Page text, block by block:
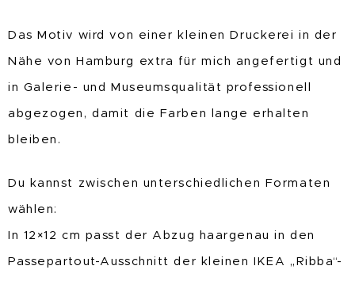
Das Motiv wird von einer kleinen Druckerei in der
Nähe von Hamburg extra für mich angefertigt und
in Galerie- und Museumsqualität professionell
abgezogen, damit die Farben lange erhalten
bleiben.
Du kannst zwischen unterschiedlichen Formaten
wählen:
In 12×12 cm passt der Abzug haargenau in den
Passepartout-Ausschnitt der kleinen IKEA „Ribba“-